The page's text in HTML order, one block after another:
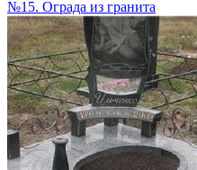
№15. Ограда из гранита